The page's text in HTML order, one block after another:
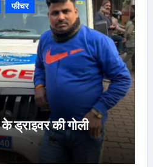
फीचर
ड्राइवर की गोली